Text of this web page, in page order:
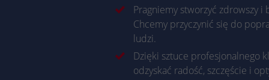
Pragniemy stworzyć zdrowszy
Chcemy przyczynić się do
ludzi.
Dzięki sztuce profesjonalnego
odzyskać radość, szczęście i